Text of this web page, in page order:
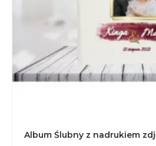
Album Ślubny z nadrukiem